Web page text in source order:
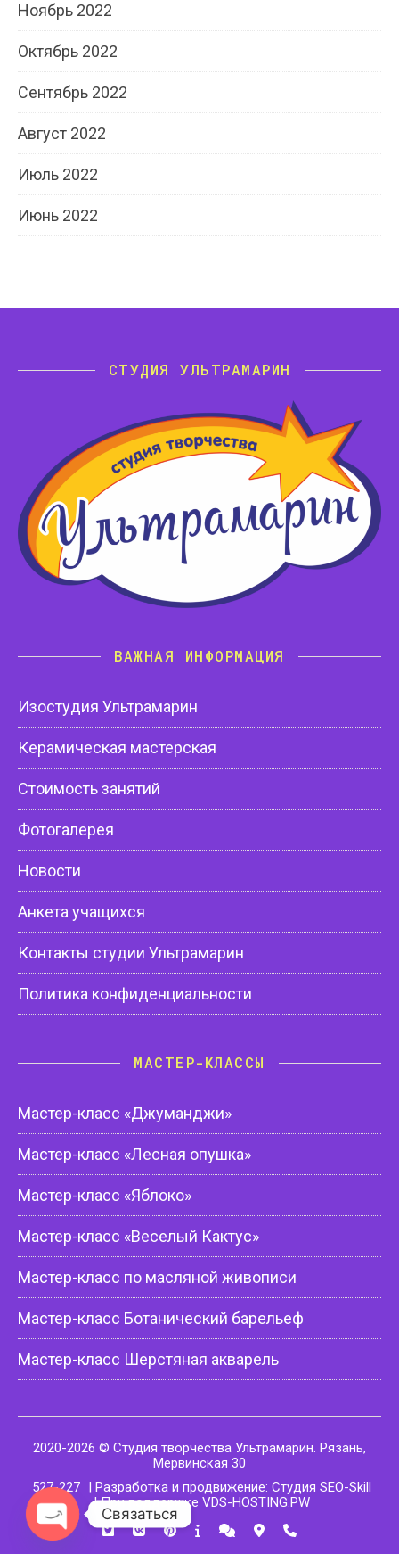
Ноябрь 2022
Октябрь 2022
Сентябрь 2022
Август 2022
Июль 2022
Июнь 2022
СТУДИЯ УЛЬТРАМАРИН
ВАЖНАЯ ИНФОРМАЦИЯ
Изостудия Ультрамарин
Керамическая мастерская
Стоимость занятий
Фотогалерея
Новости
Анкета учащихся
Контакты студии Ультрамарин
Политика конфиденциальности
МАСТЕР-КЛАССЫ
Мастер-класс «Джуманджи»
Мастер-класс «Лесная опушка»
Мастер-класс «Яблоко»
Мастер-класс «Веселый Кактус»
Мастер-класс по масляной живописи
Мастер-класс Ботанический барельеф
Мастер-класс Шерстяная акварель
2020-2026 © Студия творчества Ультрамарин. Рязань,
Мервинская 30
527-227 | Разработка и продвижение: Студия SEO-Skill
| При поддержке VDS-HOSTING.PW
Связаться